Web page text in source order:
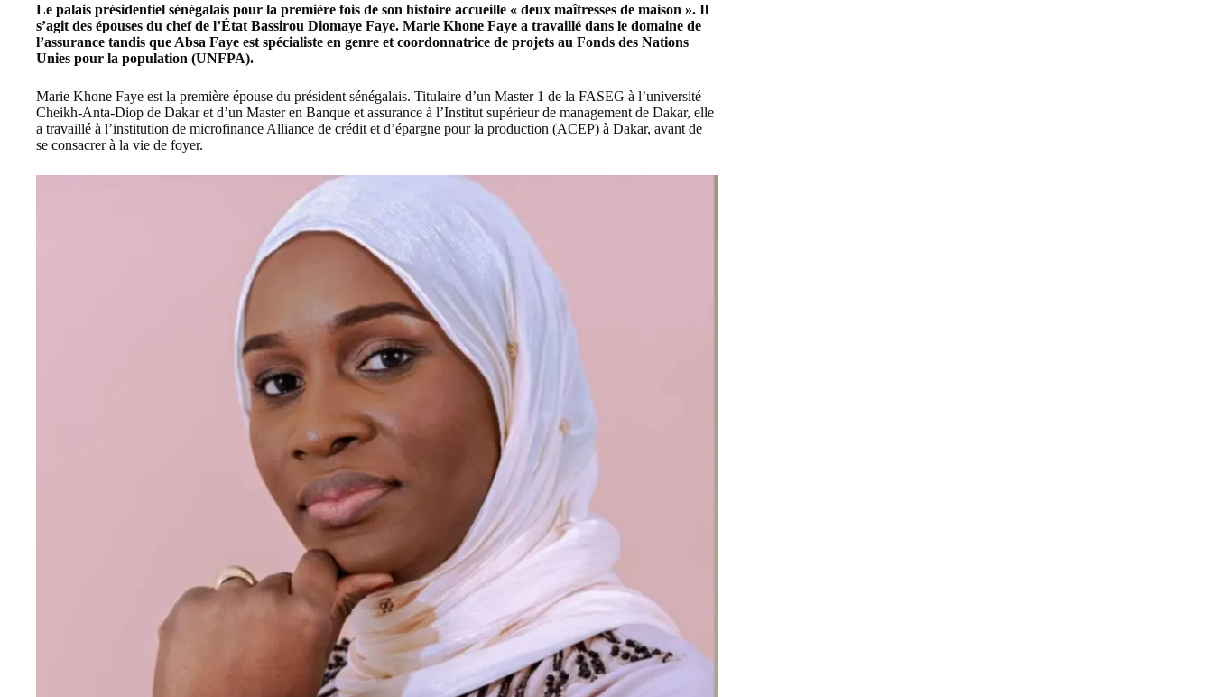
Le palais présidentiel sénégalais pour la première fois de son histoire accueille « deux maîtresses de maison ». Il
s’agit des épouses du chef de l’État Bassirou Diomaye Faye. Marie Khone Faye a travaillé dans le domaine de
l’assurance tandis que Absa Faye est spécialiste en genre et coordonnatrice de projets au Fonds des Nations
Unies pour la population (UNFPA).
Marie Khone Faye est la première épouse du président sénégalais. Titulaire d’un Master 1 de la FASEG à l’université
Cheikh-Anta-Diop de Dakar et d’un Master en Banque et assurance à l’Institut supérieur de management de Dakar, elle
a travaillé à l’institution de microfinance Alliance de crédit et d’épargne pour la production (ACEP) à Dakar, avant de
se consacrer à la vie de foyer.